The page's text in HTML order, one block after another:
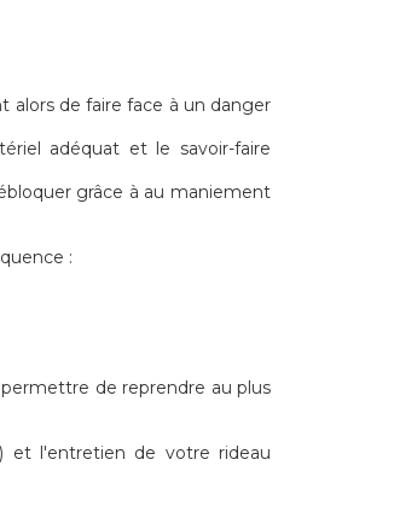
alors de faire face à un danger
adéquat et le savoir-faire
grâce à au maniement
:
de reprendre au plus
et l'entretien de votre rideau